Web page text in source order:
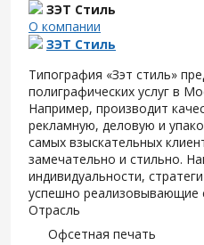
ЗЭТ Стиль
О компании
ЗЭТ Стиль
Типография «Зэт cтиль»
полиграфических услуг в
Например, производит
рекламную, деловую и
самых взыскательных
замечательно и стильно.
индивидуальности,
успешно реализовывающие
Отрасль
Офсетная печать